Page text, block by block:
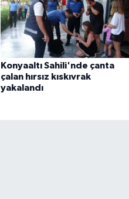
Konyaaltı Sahili'nde çanta
çalan hırsız kıskıvrak
yakalandı